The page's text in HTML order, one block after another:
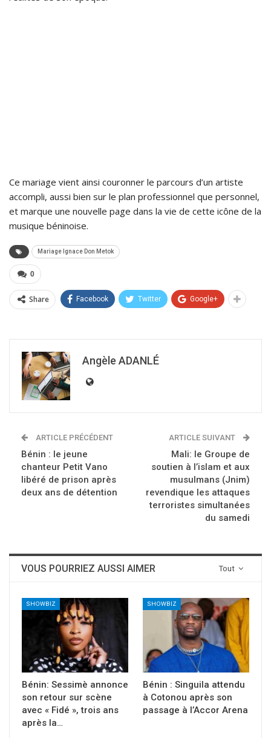
Ce mariage vient ainsi couronner le parcours d’un artiste
accompli, aussi bien sur le plan professionnel que personnel,
et marque une nouvelle page dans la vie de cette icône de la
musique béninoise.
Mariage Ignace Don Metok
0
Share Facebook Twitter Google+
Angèle ADANLÉ
ARTICLE PRÉCÉDENT
Bénin : le jeune
chanteur Petit Vano
libéré de prison après
deux ans de détention
ARTICLE SUIVANT
Mali: le Groupe de
soutien à l’islam et aux
musulmans (Jnim)
revendique les attaques
terroristes simultanées
du samedi
Tout
VOUS POURRIEZ AUSSI AIMER
SHOWBIZ
Bénin: Sessimè annonce
son retour sur scène
avec « Fidé », trois ans
après la…
SHOWBIZ
Bénin : Singuila attendu
à Cotonou après son
passage à l’Accor Arena